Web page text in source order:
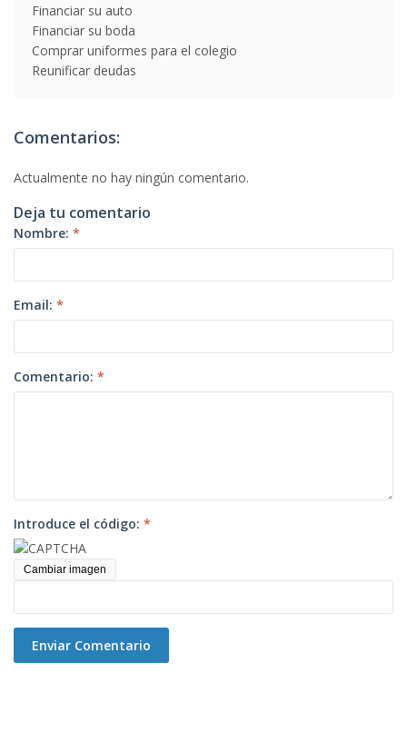
Financiar su auto
Financiar su boda
Comprar uniformes para el colegio
Reunificar deudas
Comentarios:
Actualmente no hay ningún comentario.
Deja tu comentario
Nombre: *
Email: *
Comentario: *
Introduce el código: *
Cambiar imagen
Enviar Comentario